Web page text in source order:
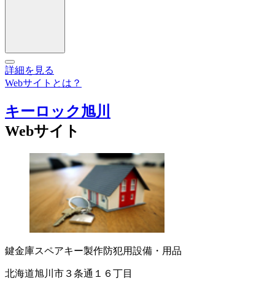
詳細を見る
Webサイトとは？
キーロック旭川
Webサイト
鍵金庫スペアキー製作防犯用設備・用品
北海道旭川市３条通１６丁目